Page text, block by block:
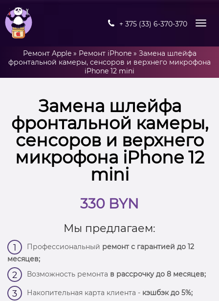
+ 375 (33) 6-370-370
Ремонт Apple» Ремонт iPhone» Замена шлейфа
фронтальной камеры, сенсоров и верхнего микрофона
iPhone 12 mini
Замена шлейфа
фронтальной камеры,
сенсоров и верхнего
микрофона iPhone 12
mini
330 BYN
Мы предлагаем:
1 Профессиональный ремонт с гарантией до 12
месяцев;
2 Возможность ремонта в рассрочку до 8 месяцев;
3 Накопительная карта клиента - кэшбэк до 5%;